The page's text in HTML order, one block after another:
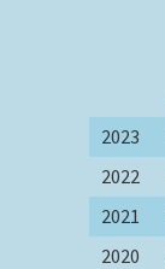
2023
2022
2021
2020